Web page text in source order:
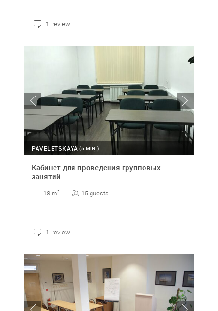
1 review
(5 MIN.)
PAVELETSKAYA
Кабинет для проведения групповых
занятий
18 m2 15 guests
1 review